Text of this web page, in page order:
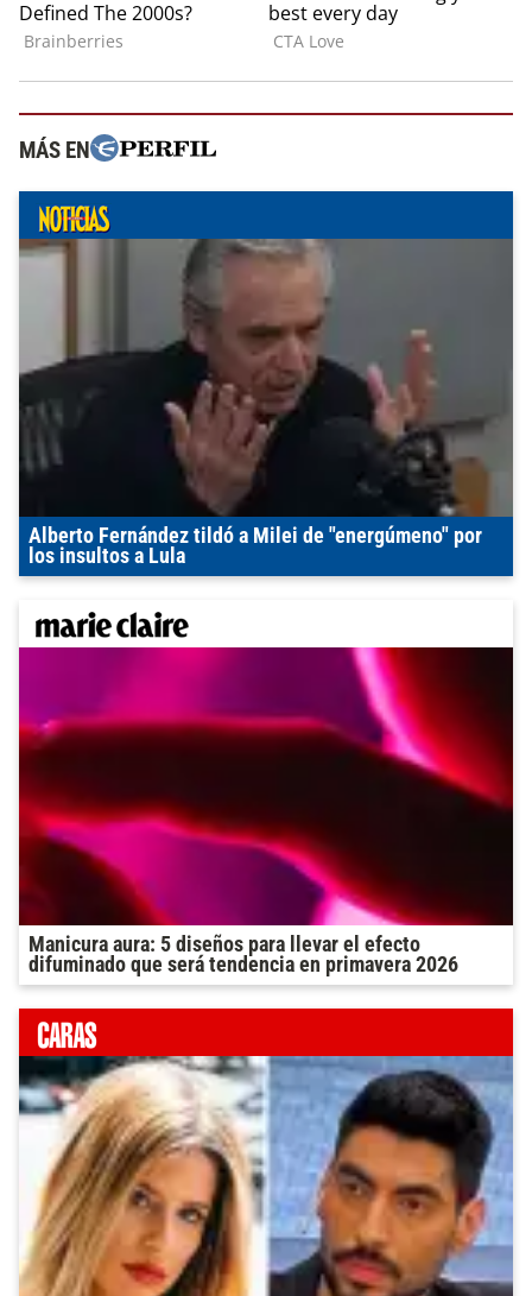
MÁS EN
Alberto Fernández tildó a Milei de "energúmeno" por
los insultos a Lula
Manicura aura: 5 diseños para llevar el efecto
difuminado que será tendencia en primavera 2026